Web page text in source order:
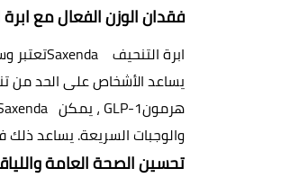
فقدان الوزن الفعال مع
ابرة التنحيف Saxenda
هرمون GLP-1 ، يمكن
والوجبات السريعة. يساعد
تحسين الصحة العامة